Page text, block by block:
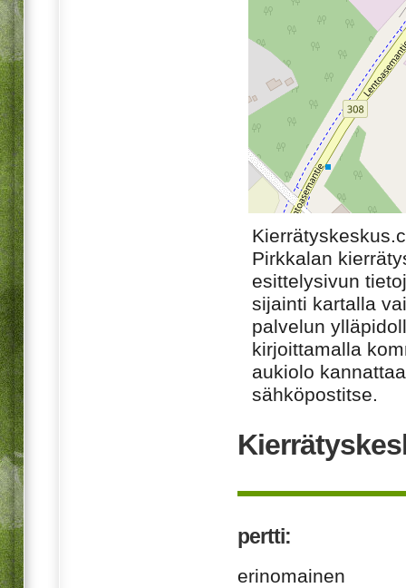
Pirkkalan
esittelysivun
sijainti kartalla
palvelun
kirjoittamalla
aukiolo
sähköpostitse.
pertti:
erinomainen